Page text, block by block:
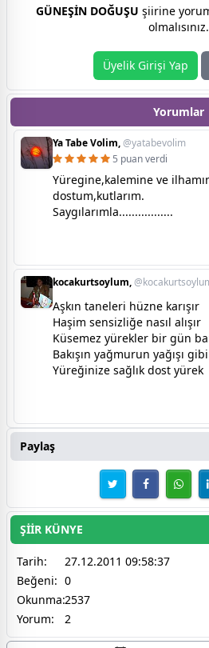
GÜNEŞİN DOĞUŞU şiirine
olmalısınız.
Üyelik Girişi Yap
Yorumlar
Ya Tabe Volim,@yatabevolim
5 puan verdi
Yüregine,kalemine ve
dostum,kutlarım.
Saygılarımla.................
kocakurtsoylum,
Aşkın taneleri hüzne karışır
Haşim sensizliğe nasıl alışır
Küsemez yürekler bir gün
Bakışın yağmurun yağışı gibi
Yüreğinize sağlık dost yürek
Paylaş
ŞİİR KÜNYE
Tarih:
27.12.2011 09:58:37
Beğeni: 0
Okunma:2537
Yorum:
2